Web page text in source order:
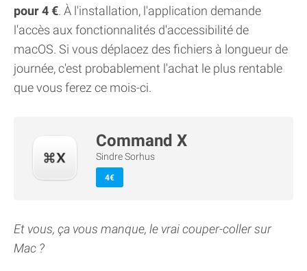
pour 4 €. À l'installation, l'application demande
l'accès aux fonctionnalités d'accessibilité de
macOS. Si vous déplacez des fichiers à longueur de
journée, c'est probablement l'achat le plus rentable
que vous ferez ce mois-ci.
Command X
Sindre Sorhus
4€
Et vous, ça vous manque, le vrai couper-coller sur
Mac ?